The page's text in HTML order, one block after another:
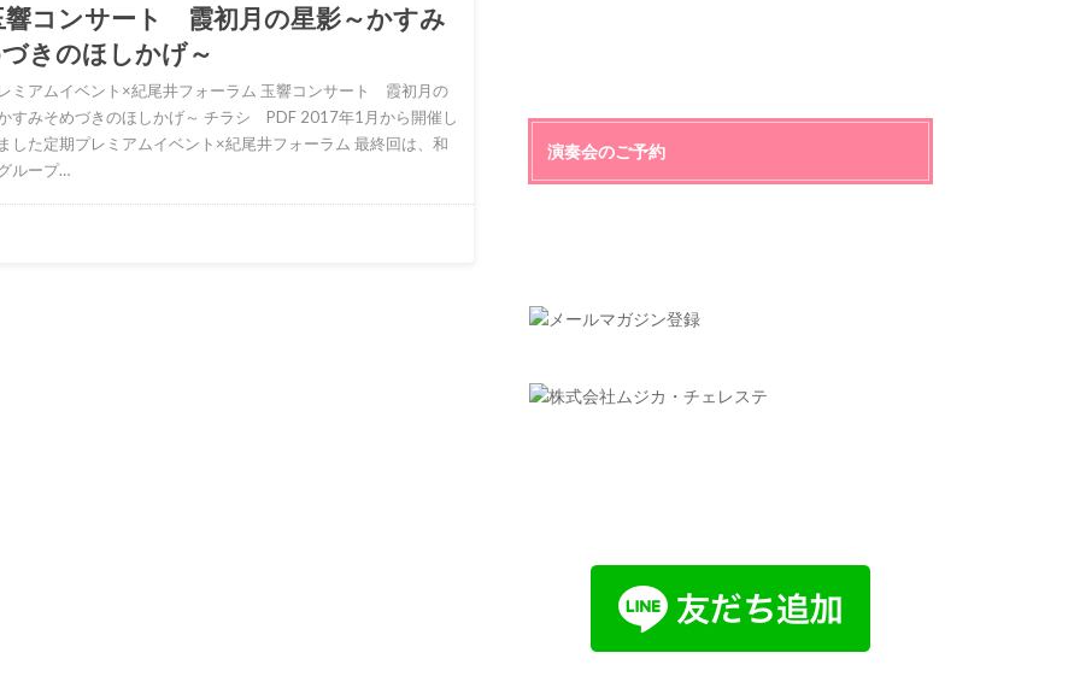
響コンサート 霞初月の星影～かすみ
きのほしかげ～
ミアムイベント×紀尾井フォーラム 玉響コンサート 霞初月の
すみそめづきのほしかげ～ チラシ PDF 2017年1月から開催し
した定期プレミアムイベント×紀尾井フォーラム 最終回は、和
ループ…
演奏会のご予約